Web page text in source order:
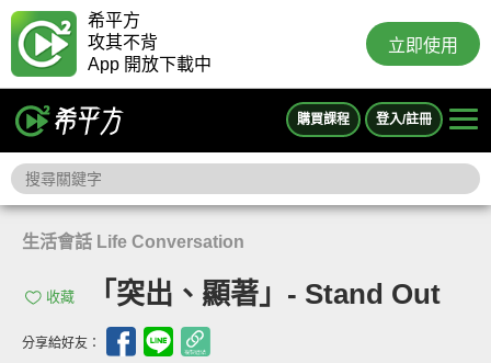
希平方
攻其不背
App 開放下載中
立即使用
購買課程 登入/註冊
生活會話 Life Conversation
收藏 「突出、顯著」- Stand Out
分享給好友：